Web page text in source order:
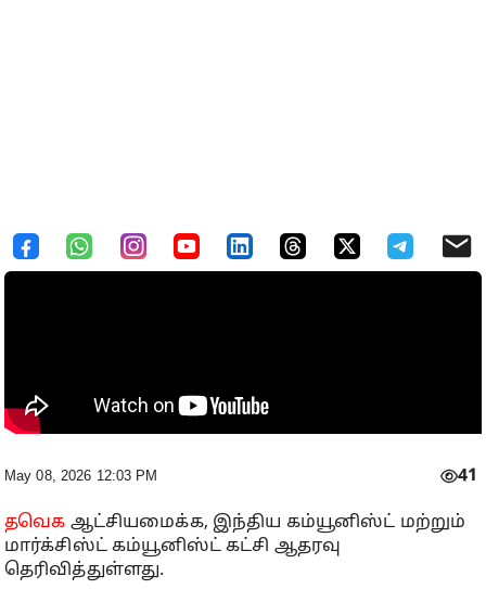
May 08, 2026 12:03 PM 41
தவெக ஆட்சியமைக்க, இந்திய கம்யூனிஸ்ட் மற்றும்
மார்க்சிஸ்ட் கம்யூனிஸ்ட் கட்சி ஆதரவு
தெரிவித்துள்ளது.